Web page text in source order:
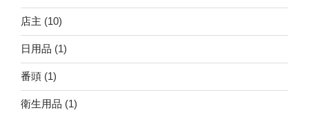
店主 (10)
日用品 (1)
番頭 (1)
衛生用品 (1)